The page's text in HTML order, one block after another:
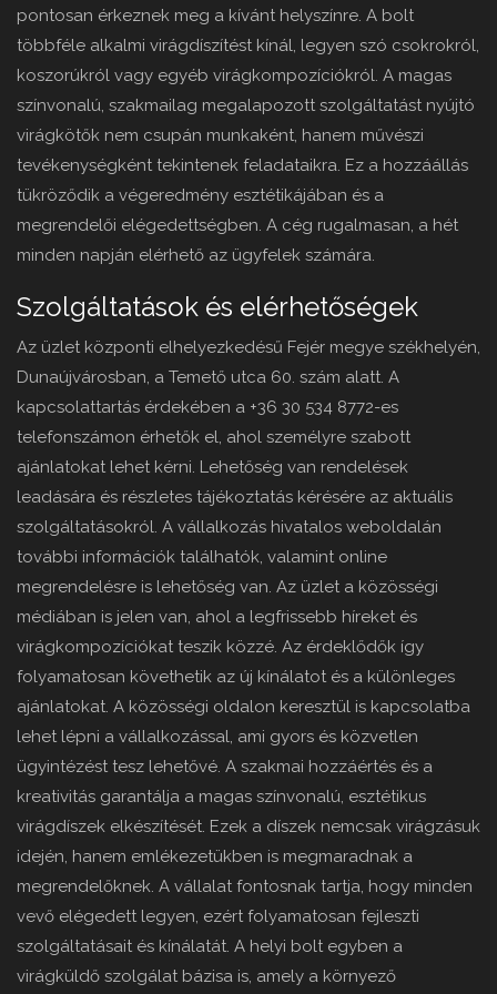
pontosan érkeznek meg a kívánt helyszínre. A bolt
többféle alkalmi virágdíszítést kínál, legyen szó csokrokról,
koszorúkról vagy egyéb virágkompozíciókról. A magas
színvonalú, szakmailag megalapozott szolgáltatást nyújtó
virágkötők nem csupán munkaként, hanem művészi
tevékenységként tekintenek feladataikra. Ez a hozzáállás
tükröződik a végeredmény esztétikájában és a
megrendelői elégedettségben. A cég rugalmasan, a hét
minden napján elérhető az ügyfelek számára.
Szolgáltatások és elérhetőségek
Az üzlet központi elhelyezkedésű Fejér megye székhelyén,
Dunaújvárosban, a Temető utca 60. szám alatt. A
kapcsolattartás érdekében a +36 30 534 8772-es
telefonszámon érhetők el, ahol személyre szabott
ajánlatokat lehet kérni. Lehetőség van rendelések
leadására és részletes tájékoztatás kérésére az aktuális
szolgáltatásokról. A vállalkozás hivatalos weboldalán
további információk találhatók, valamint online
megrendelésre is lehetőség van. Az üzlet a közösségi
médiában is jelen van, ahol a legfrissebb híreket és
virágkompozíciókat teszik közzé. Az érdeklődők így
folyamatosan követhetik az új kínálatot és a különleges
ajánlatokat. A közösségi oldalon keresztül is kapcsolatba
lehet lépni a vállalkozással, ami gyors és közvetlen
ügyintézést tesz lehetővé. A szakmai hozzáértés és a
kreativitás garantálja a magas színvonalú, esztétikus
virágdíszek elkészítését. Ezek a díszek nemcsak virágzásuk
idején, hanem emlékezetükben is megmaradnak a
megrendelőknek. A vállalat fontosnak tartja, hogy minden
vevő elégedett legyen, ezért folyamatosan fejleszti
szolgáltatásait és kínálatát. A helyi bolt egyben a
virágküldő szolgálat bázisa is, amely a környező